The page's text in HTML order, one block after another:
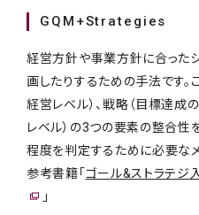
GQM+Strategies
経営方針や事業方針に合った
画したりするための手法です。
経営レベル）、戦略（目標達成
レベル）の3つの要素の整合性
程度を判定するために必要な
参考書籍「 ゴール&ストラテジ
」